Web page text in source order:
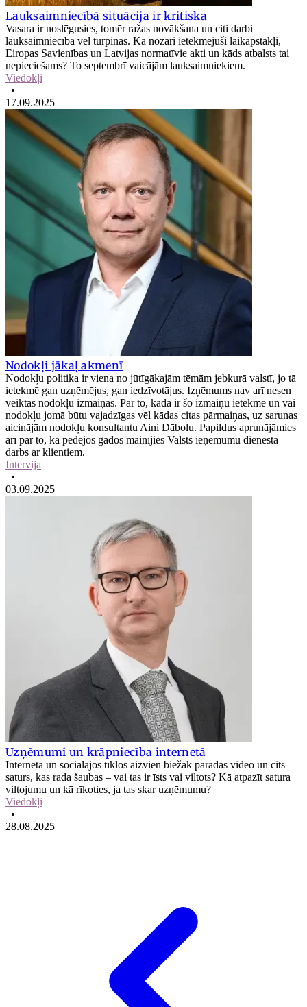
Lauksaimniecībā situācija ir kritiska
Vasara ir noslēgusies, tomēr ražas novākšana un citi darbi
lauksaimniecībā vēl turpinās. Kā nozari ietekmējuši laikapstākļi,
Eiropas Savienības un Latvijas normatīvie akti un kāds atbalsts tai
nepieciešams? To septembrī vaicājām lauksaimniekiem.
Viedokļi
•
17.09.2025
Nodokļi jākaļ akmenī
Nodokļu politika ir viena no jūtīgākajām tēmām jebkurā valstī, jo tā
ietekmē gan uzņēmējus, gan iedzīvotājus. Izņēmums nav arī nesen
veiktās nodokļu izmaiņas. Par to, kāda ir šo izmaiņu ietekme un vai
nodokļu jomā būtu vajadzīgas vēl kādas citas pārmaiņas, uz sarunas
aicinājām nodokļu konsultantu Aini Dābolu. Papildus aprunājāmies
arī par to, kā pēdējos gados mainījies Valsts ieņēmumu dienesta
darbs ar klientiem.
Intervija
•
03.09.2025
Uzņēmumi un krāpniecība internetā
Internetā un sociālajos tīklos aizvien biežāk parādās video un cits
saturs, kas rada šaubas – vai tas ir īsts vai viltots? Kā atpazīt satura
viltojumu un kā rīkoties, ja tas skar uzņēmumu?
Viedokļi
•
28.08.2025